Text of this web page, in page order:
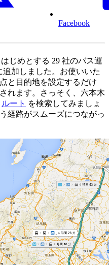
Facebook
じめとする 29 社のバス運
追加しました。お使いいた
と目的地を設定するだけ
れます。さっそく、六本木
ルート を検索してみましょ
経路がスムーズにつながっ